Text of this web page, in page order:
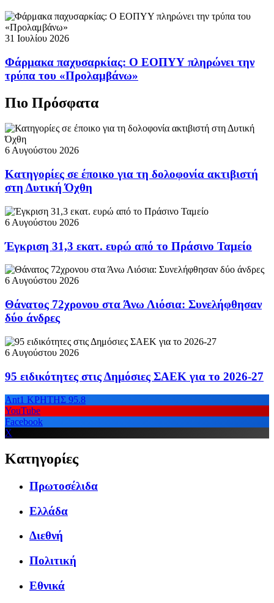
31 Ιουλίου 2026
Φάρμακα παχυσαρκίας: Ο ΕΟΠΥΥ πληρώνει την
τρύπα του «Προλαμβάνω»
Πιο Πρόσφατα
6 Αυγούστου 2026
Κατηγορίες σε έποικο για τη δολοφονία ακτιβιστή
στη Δυτική Όχθη
6 Αυγούστου 2026
Έγκριση 31,3 εκατ. ευρώ από το Πράσινο Ταμείο
6 Αυγούστου 2026
Θάνατος 72χρονου στα Άνω Λιόσια: Συνελήφθησαν
δύο άνδρες
6 Αυγούστου 2026
95 ειδικότητες στις Δημόσιες ΣΑΕΚ για το 2026-27
Ant1 ΚΡΗΤΗΣ 95.8
YouTube
Facebook
X
Κατηγορίες
Πρωτοσέλιδα
Ελλάδα
Διεθνή
Πολιτική
Εθνικά